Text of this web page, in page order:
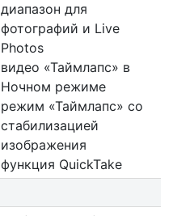
диапазон для
фотографий и Live
Photos
видео «Таймлапс» в
Ночном режиме
режим «Таймлапс» со
стабилизацией
изображения
функция QuickTake